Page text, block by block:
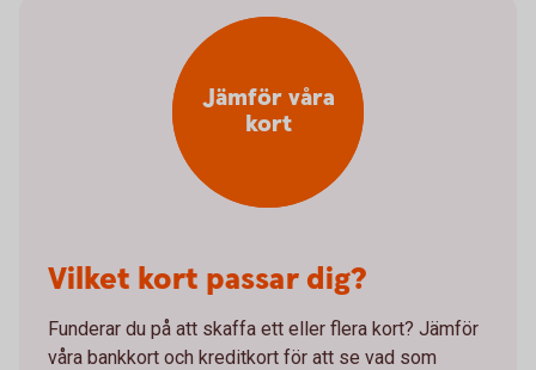
Vilket kort passar dig?
Funderar du på att skaffa ett eller flera kort? Jämför
våra bankkort och kreditkort för att se vad som
Jämför våra
kort